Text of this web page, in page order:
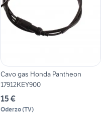
Cavo gas Honda Pantheon
17912KEY900
15 €
Oderzo(TV)